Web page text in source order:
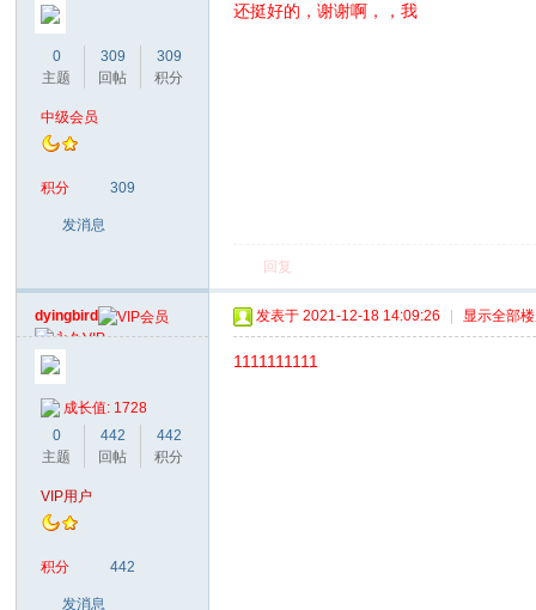
0
主题
309
回帖
309
积分
中级会员
积分 309
发消息
还挺好的，谢谢啊，，我
回复
dyingbird
成长值: 1728
0
主题
442
回帖
442
积分
VIP用户
积分 442
发消息
发表于 2021-12-18 14:09:26 显示全部
1111111111